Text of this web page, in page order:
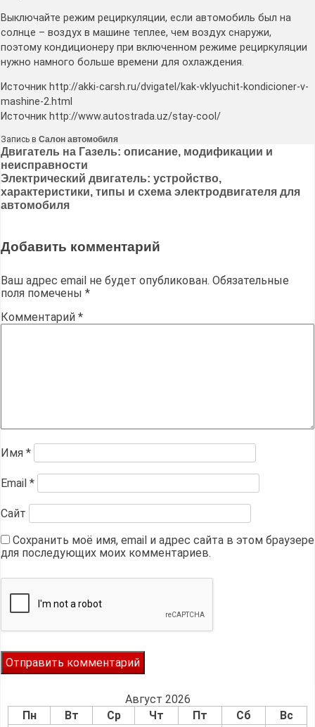
Выключайте режим рециркуляции, если автомобиль был на
солнце – воздух в машине теплее, чем воздух снаружи,
поэтому кондиционеру при включенном режиме рециркуляции
нужно намного больше времени для охлаждения.
Источник http://akki-carsh.ru/dvigatel/kak-vklyuchit-kondicioner-v-
mashine-2.html
Источник http://www.autostrada.uz/stay-cool/
Запись в Салон автомобиля
Навигация
по
записям
Двигатель на Газель: описание, модификации и
неисправности
Электрический двигатель: устройство,
характеристики, типы и схема электродвигателя для
автомобиля
Добавить комментарий
Ваш адрес email не будет опубликован. Обязательные
поля помечены *
Комментарий *
Имя *
Email *
Сайт
Сохранить моё имя, email и адрес сайта в этом браузере
для последующих моих комментариев.
Август 2026
Пн
Вт Ср Чт Пт Сб Вс